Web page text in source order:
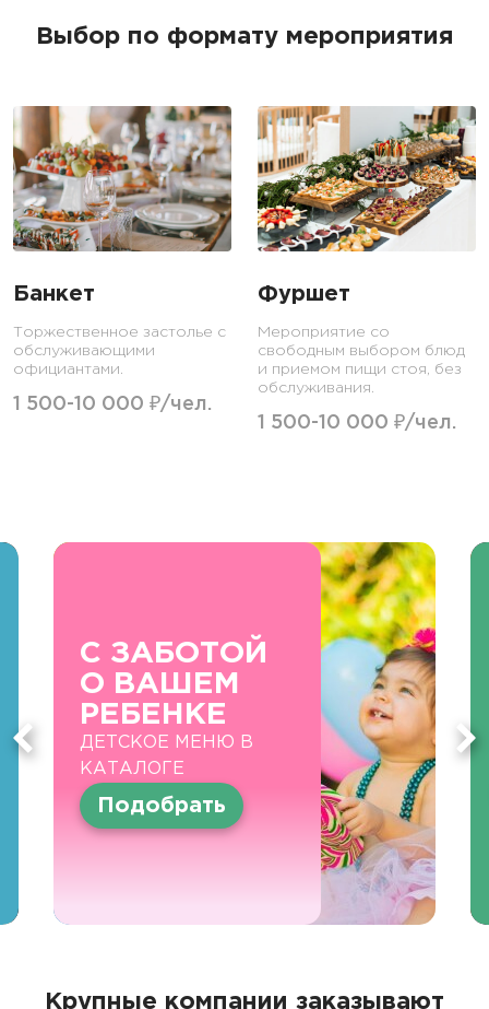
Выбор по формату мероприятия
Банкет
Торжественное застолье с
обслуживающими
официантами.
1 500-10 000 ₽/чел.
Фуршет
Мероприятие со
свободным выбором блюд
и приемом пищи стоя, без
обслуживания.
1 500-10 000 ₽/чел.
С ЗАБОТОЙ
О ВАШЕМ
РЕБЕНКЕ
ДЕТСКОЕ МЕНЮ В
КАТАЛОГЕ
Подобрать
Крупные компании заказывают